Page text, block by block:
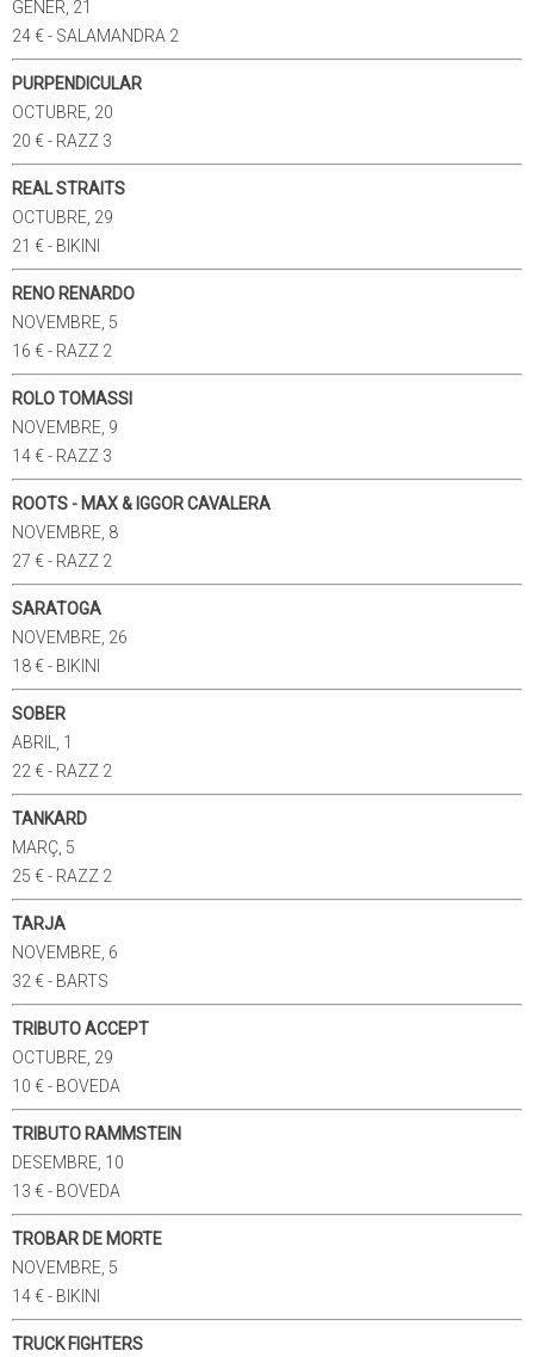
GENER, 21
24 € - SALAMANDRA 2
PURPENDICULAR
OCTUBRE, 20
20 € - RAZZ 3
REAL STRAITS
OCTUBRE, 29
21 € - BIKINI
RENO RENARDO
NOVEMBRE, 5
16 € - RAZZ 2
ROLO TOMASSI
NOVEMBRE, 9
14 € - RAZZ 3
ROOTS - MAX & IGGOR CAVALERA
NOVEMBRE, 8
27 € - RAZZ 2
SARATOGA
NOVEMBRE, 26
18 € - BIKINI
SOBER
ABRIL, 1
22 € - RAZZ 2
TANKARD
MARÇ, 5
25 € - RAZZ 2
TARJA
NOVEMBRE, 6
32 € - BARTS
TRIBUTO ACCEPT
OCTUBRE, 29
10 € - BOVEDA
TRIBUTO RAMMSTEIN
DESEMBRE, 10
13 € - BOVEDA
TROBAR DE MORTE
NOVEMBRE, 5
14 € - BIKINI
TRUCK FIGHTERS